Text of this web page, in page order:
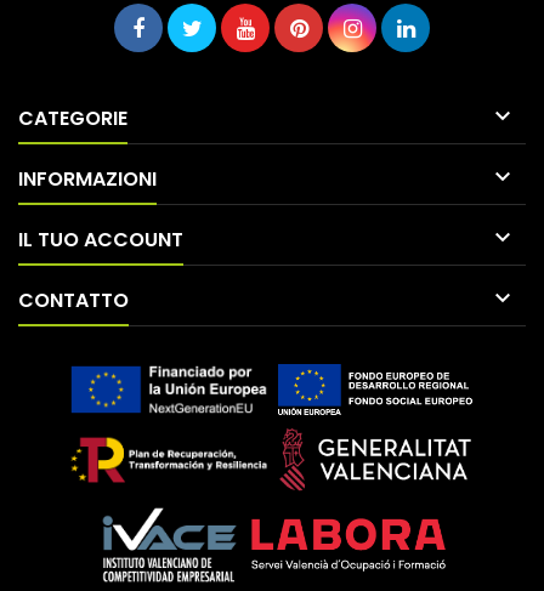
CATEGORIE 
INFORMAZIONI 
IL TUO ACCOUNT 
CONTATTO 